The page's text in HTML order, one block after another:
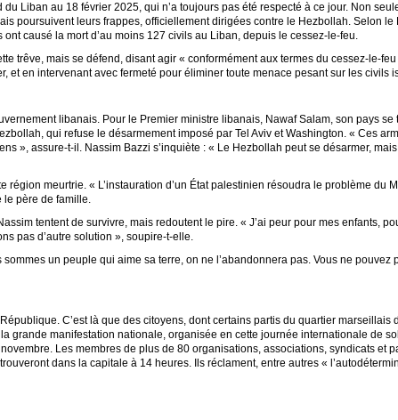
Liban au 18 février 2025, qui n’a toujours pas été respecté à ce jour. Non
poursuivent leurs frappes, officiellement dirigées contre le Hezbollah. Selon le
causé la mort d’au moins 127 civils au Liban, depuis le cessez-le-feu.
trêve, mais se défend, disant agir « conformément aux termes du cessez-le-
et en intervenant avec fermeté pour éliminer toute menace pesant sur les civils
libanais. Pour le Premier ministre libanais, Nawaf Salam, son pays se
qui refuse le désarmement imposé par Tel Aviv et Washington. « Ces
», assure-t-il. Nassim Bazzi s’inquiète : « Le Hezbollah peut se désarmer,
meurtrie. « L’instauration d’un État palestinien résoudra le problème du
le père de famille.
tentent de survivre, mais redoutent le pire. « J’ai peur pour mes enfants,
pas d’autre solution », soupire-t-elle.
un peuple qui aime sa terre, on ne l’abandonnera pas. Vous ne pouvez
C’est là que des citoyens, dont certains partis du quartier marseillais
grande manifestation nationale, organisée en cette journée internationale de
Les membres de plus de 80 organisations, associations, syndicats et
dans la capitale à 14 heures. Ils réclament, entre autres «